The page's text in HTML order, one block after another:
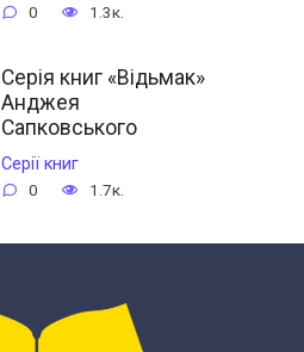
0 1.3к.
Серія книг «Відьмак»
Анджея
Сапковського
Cерії книг
0 1.7к.